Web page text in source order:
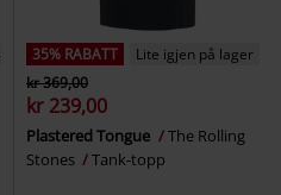
35% RABATT
Lite igjen på lager
kr 369,00
kr 239,00
Plastered Tongue
The Rolling
Stones
Tank-topp